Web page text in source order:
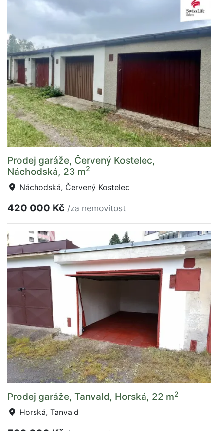
Prodej garáže, Červený Kostelec,
Náchodská, 23 m2
Náchodská, Červený Kostelec
420 000 Kč /za nemovitost
Prodej garáže, Tanvald, Horská, 22 m2
Horská, Tanvald